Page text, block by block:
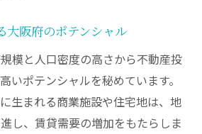
上昇要因としての商業エリア
再生プロジェクトのリーダーシ
目すべき商業エリア
の成功事例から学ぶ
大阪府のポテンシャル
模と人口密度の高さから不動産投
いポテンシャルを秘めています。
生まれる商業施設や住宅地は、地
し、賃貸需要の増加をもたらしま